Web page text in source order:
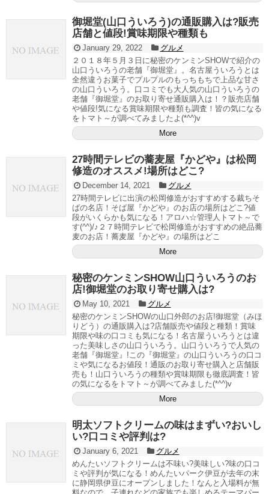
御堀堂(山口ういろう)の通販購入は?販売
店舗と値段!賞味期限や種類も
January 29, 2022
グルメ
２０１８年５月３日に秘密のケンミンSHOWで紹介の
山口ういろうの老舗『御堀堂』。名古屋ういろうとは
全然違うお菓子でプルプルのもっちもちで上品な甘さ
の山口ういろう。口コミでも大人気の山口ういろうの
老舗『御堀堂』のお取り寄せ通販購入は！？販売店舗
や値段!気になる賞味期限や種類も調査！皆の気になる
をトマト～が調べてみましたよ(*^^)v
More
27時間テレビの蕎麦屋『かどや』は松岡
修造のオススメ!場所はどこ?
December 14, 2021
グルメ
27時間テレビに出演の松岡修造がおすすめする裁ちそ
ばの名店！そば屋『かどや』のお店の場所はどこ?値
段がいくらかも気になる！アロハ☆管理人トマト～で
す(^^)/♪２７時間テレビで松岡修造がおすすめの絶品蕎
麦のお店！蕎麦屋『かどや』の場所はどこ
More
秘密のケンミンSHOW山口ういろうのお
店!御堀堂のお取り寄せ購入は?
May 10, 2021
グルメ
秘密のケンミンSHOWの山口外郎のお店!御堀堂（みほ
りどう）の通販購入は?店舗販売や値段と種類！賞味
期限や味の口コミも気になる！名古屋ういろうとは違
った美味しさの山口ういろう。山口ういろうで人気の
老舗『御堀堂』!この『御堀堂』の山口ういろうの口コ
ミや気になるお値段！通販のお取り寄せ購入と店舗販
売も！山口ういろうの種類や賞味期限も徹底調査！皆
の気になるをトマト～が調べてみました(*^^)v
More
明太ソフトクリームの味はまずい?おいし
い?口コミや評判は?
January 6, 2021
グルメ
めんたいソフトクリームは不味い?美味しい?味の口コ
ミや評判が気になる！めんたいパーク伊豆が去年の末
に静岡県伊豆にオープンしました！なんと入場料が無